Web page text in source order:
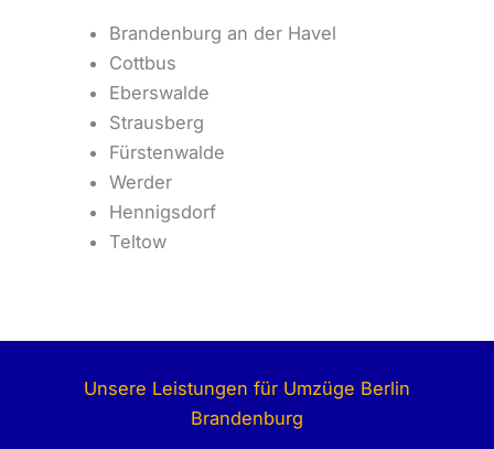
Brandenburg an der Havel
Cottbus
Eberswalde
Strausberg
Fürstenwalde
Werder
Hennigsdorf
Teltow
Unsere Leistungen für Umzüge Berlin
Brandenburg